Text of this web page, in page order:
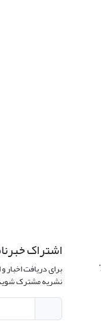
اشتراک
برای دریافت اخبار
نشریه مشترک